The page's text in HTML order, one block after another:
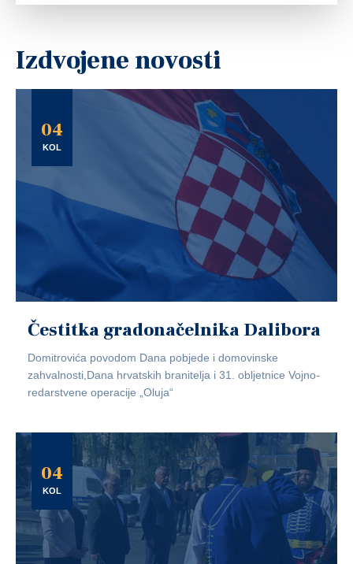
Izdvojene novosti
04
KOL
Čestitka gradonačelnika Dalibora
Domitrovića povodom Dana pobjede i domovinske
zahvalnosti,Dana hrvatskih branitelja i 31. obljetnice Vojno-
redarstvene operacije „Oluja“
04
KOL